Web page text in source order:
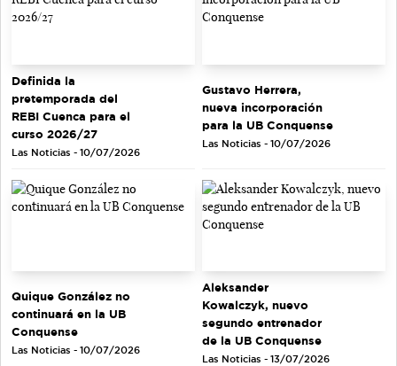
Definida la
pretemporada del
REBI Cuenca para el
curso 2026/27
Las Noticias - 10/07/2026
Gustavo Herrera,
nueva incorporación
para la UB Conquense
Las Noticias - 10/07/2026
Quique González no
continuará en la UB
Conquense
Las Noticias - 10/07/2026
Aleksander
Kowalczyk, nuevo
segundo entrenador
de la UB Conquense
Las Noticias - 13/07/2026